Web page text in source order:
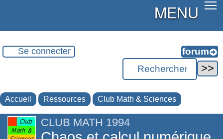
MENU
Se connecter
Accueil Ressources Club Math & Sciences
CLUB MATH 1994